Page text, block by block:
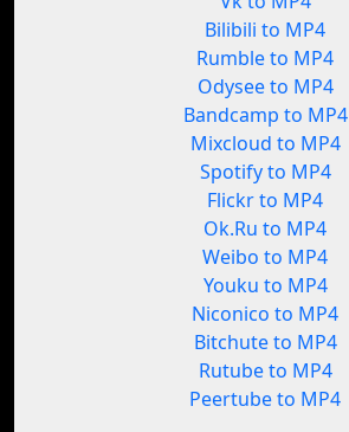
Bilibili to MP4
Rumble to MP4
Odysee to MP4
Bandcamp to MP4
Mixcloud to MP4
Spotify to MP4
Flickr to MP4
Ok.Ru to MP4
Weibo to MP4
Youku to MP4
Niconico to MP4
Bitchute to MP4
Rutube to MP4
Peertube to MP4